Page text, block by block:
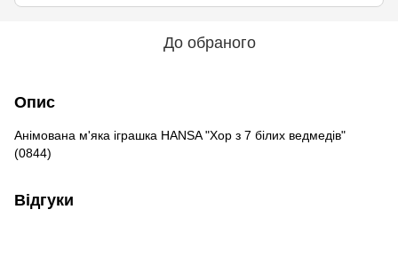
До обраного
Опис
Анімована м'яка іграшка HANSA "Хор з 7 білих ведмедів"
(0844)
Відгуки